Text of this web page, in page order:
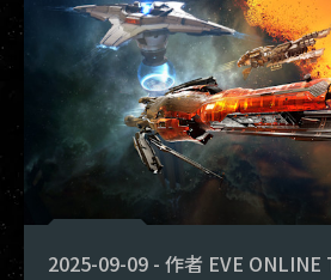
2025-09-09 - 作者 EVE ONLINE